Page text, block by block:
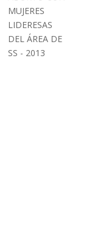
MUJERES
LIDERESAS
DEL ÁREA DE
SS - 2013